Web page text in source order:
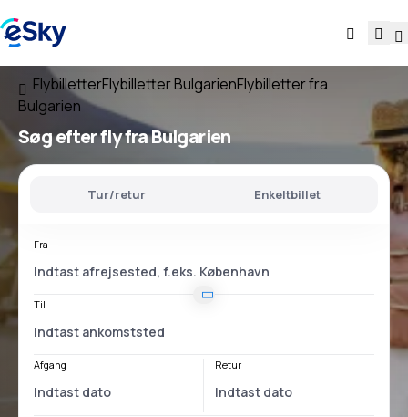
FlybilletterFlybilletter BulgarienFlybilletter fra
Bulgarien
Søg efter flyfra Bulgarien
Tur/retur Enkeltbillet
Fra
Til
Afgang Retur